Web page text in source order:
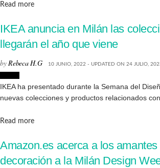
Read moreDetails
IKEA anuncia en Milán las
llegarán el año que viene
byRebeca H.G 10 JUNIO, 2022 - UPDATED ON 24 JULIO,
IKEA ha presentado durante la Semana del
nuevas colecciones y productos relacionados con
Read moreDetails
Amazon.es acerca a los
decoración a la Milán Design